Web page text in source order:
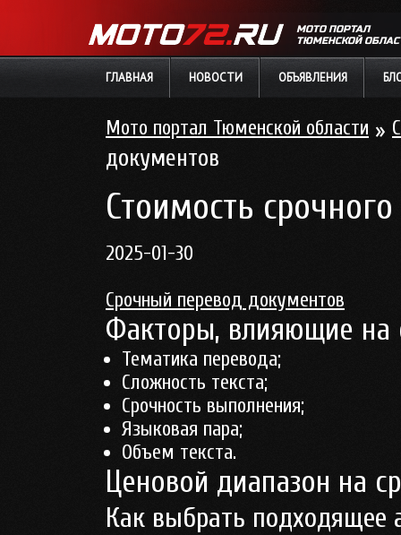
МОТО ПОРТАЛ
ТЮМЕНСКОЙ
ГЛАВНАЯ НОВОСТИ ОБЪЯВЛЕНИЯ
Мото портал Тюменской области »
документов
Стоимость
2025-01-30
Срочный перевод документов
Факторы, влияющие на
Тематика перевода;
Сложность текста;
Срочность выполнения;
Языковая пара;
Объем текста.
Ценовой диапазон на
Как выбрать подходящее